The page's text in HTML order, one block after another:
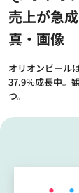
売上が急
真・画像
オリオンビール
37.9％成長中。
つ。